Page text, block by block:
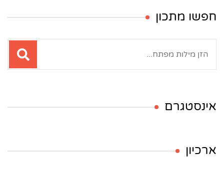
חפשו מתכון
אינסטגרם
ארכיון